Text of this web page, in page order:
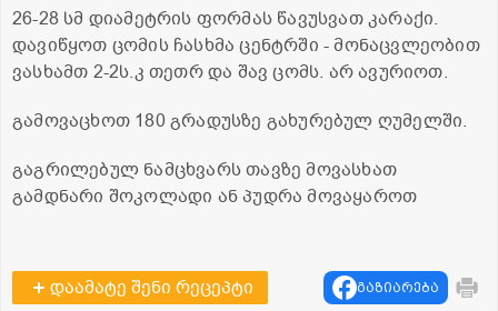
26-28 სმ დიამეტრის ფორმას წავუსვათ კარაქი.
დავიწყოთ ცომის ჩასხმა ცენტრში - მონაცვლეობით
ვასხამთ 2-2ს.კ თეთრ და შავ ცომს. არ ავურიოთ.
გამოვაცხოთ 180 გრადუსზე გახურებულ ღუმელში.
გაგრილებულ ნამცხვარს თავზე მოვასხათ
გამდნარი შოკოლადი ან პუდრა მოვაყაროთ
დაამატე შენი რეცეპტი გაზიარება